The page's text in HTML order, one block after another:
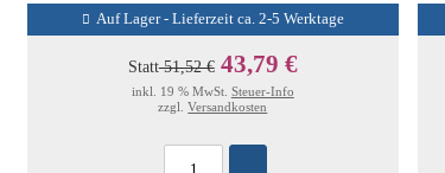
Auf Lager - Lieferzeit ca. 2-5 Werktage
Statt51,52 € 43,79 €
inkl. 19 % MwSt. Steuer-Info
zzgl.Versandkosten